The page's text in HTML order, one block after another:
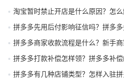
淘宝暂时禁止开店是什么原因？怎么
拼多多先用后付影响征信吗？拼多多
拼多多商家收款流程是什么？新手
拼多多打款补偿怎样领？拼多多补偿
拼多多有几种店铺类型？怎样入驻拼